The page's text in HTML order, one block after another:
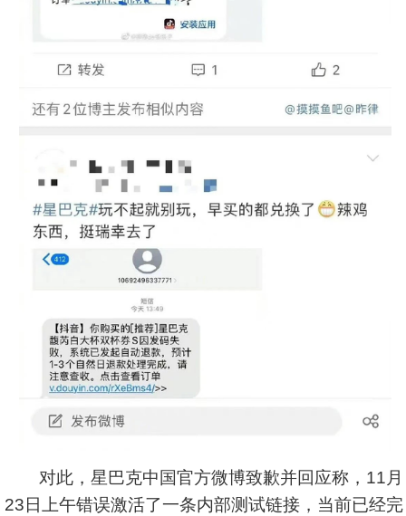
对此，星巴克中国官方微博致歉并回应称，11月
23日上午错误激活了一条内部测试链接，当前已经完